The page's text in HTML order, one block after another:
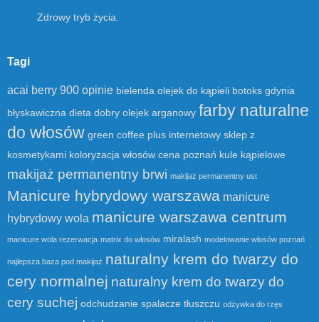
Zdrowy tryb życia.
Tagi
acai berry 900 opinie bielenda olejek do kąpieli botoks gdynia
błyskawiczna dieta dobry olejek arganowy farby naturalne
do włosów green coffee plus internetowy sklep z
kosmetykami koloryzacja włosów cena poznań kule kąpielowe
makijaż permanentny brwi makijaż permanentny ust
Manicure hybrydowy warszawa manicure
hybrydowy wola manicure warszawa centrum
manicure wola rezerwacja matrix do włosów miralash modelowanie włosów poznań
najlepsza baza pod makijaż naturalny krem do twarzy do
cery normalnej naturalny krem do twarzy do
cery suchej odchudzanie spalacze tłuszczu odżywka do rzęs